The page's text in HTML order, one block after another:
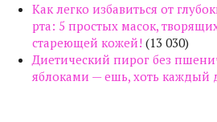
Как легко избавиться от
рта: 5 простых масок,
стареющей кожей! (13 030)
Диетический пирог без
яблоками — ешь, хоть каждый